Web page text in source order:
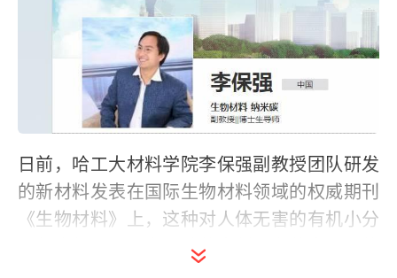
日前，哈工大材料学院李保强副教授团队研发
的新材料发表在国际生物材料领域的权威期刊
《生物材料》上，这种对人体无害的有机小分
子化合物可以作为一种荧光剂，在荧光仪器的